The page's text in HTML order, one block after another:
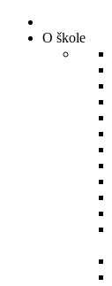
O škole